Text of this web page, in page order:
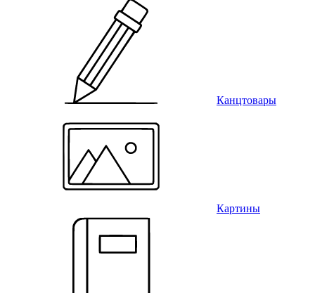
Канцтовары
Картины